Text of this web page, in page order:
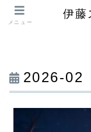
2026-02
メニュー 伊藤